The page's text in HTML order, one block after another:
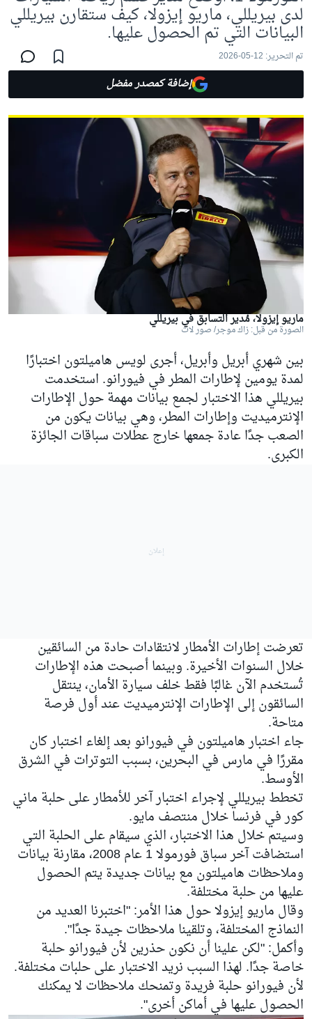
لدى بيريللي، ماريو إيزولا، كيف ستقارن بيريللي
البيانات التي تم الحصول عليها.
تم التحرير: 12-05-2026
إضافة كمصدر مفضل
ماريو إيزولا، مُدير التسابق في بيريللي
الصورة من قبل: زاك موجر/ صور لات
بين شهري أبريل وأبريل، أجرى لويس هاميلتون اختبارًا
لمدة يومين لإطارات المطر في فيورانو. استخدمت
بيريللي هذا الاختبار لجمع بيانات مهمة حول الإطارات
الإنترميديت وإطارات المطر، وهي بيانات يكون من
الصعب جدًا عادة جمعها خارج عطلات سباقات الجائزة
الكبرى.
تعرضت إطارات الأمطار لانتقادات حادة من السائقين
خلال السنوات الأخيرة. وبينما أصبحت هذه الإطارات
تُستخدم الآن غالبًا فقط خلف سيارة الأمان، ينتقل
السائقون إلى الإطارات الإنترميديت عند أول فرصة
متاحة.
جاء اختبار هاميلتون في فيورانو بعد إلغاء اختبار كان
مقررًا في مارس في البحرين، بسبب التوترات في الشرق
الأوسط.
تخطط بيريللي لإجراء اختبار آخر للأمطار على حلبة ماني
كور في فرنسا خلال منتصف مايو.
وسيتم خلال هذا الاختبار، الذي سيقام على الحلبة التي
استضافت آخر سباق فورمولا 1 عام 2008، مقارنة بيانات
وملاحظات هاميلتون مع بيانات جديدة يتم الحصول
عليها من حلبة مختلفة.
وقال ماريو إيزولا حول هذا الأمر: "اختبرنا العديد من
النماذج المختلفة، وتلقينا ملاحظات جيدة جدًا".
وأكمل: "لكن علينا أن نكون حذرين لأن فيورانو حلبة
خاصة جدًا. لهذا السبب نريد الاختبار على حلبات مختلفة.
لأن فيورانو حلبة فريدة وتمنحك ملاحظات لا يمكنك
الحصول عليها في أماكن أخرى".